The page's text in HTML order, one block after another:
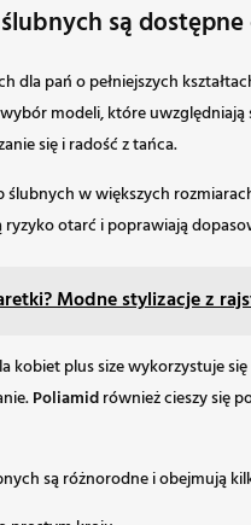
są
dla pań o pełniejszych
modeli, które uwzględniają
się i radość z tańca.
ślubnych w większych
ryzyko otarć i poprawiają
Modne stylizacje z
kobiet plus size wykorzystuje
Poliamidrównież cieszy się
są różnorodne i obejmują